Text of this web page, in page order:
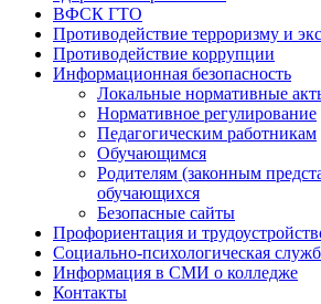
ВФСК ГТО
Противодействие терроризму и
Противодействие коррупции
Информационная безопасность
Локальные нормативные
Нормативное регулирование
Педагогическим работникам
Обучающимся
Родителям (законным
обучающихся
Безопасные сайты
Профориентация и
Социально-психологическая
Информация в СМИ о колледже
Контакты